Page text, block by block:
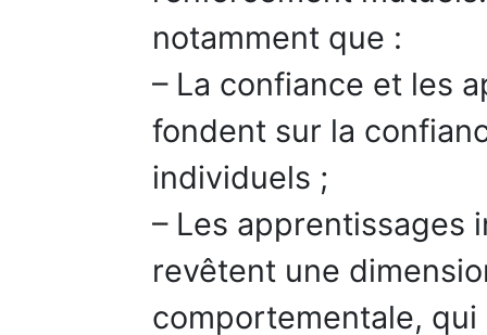
notamment que :
– La confiance et les
fondent sur la
individuels ;
– Les apprentissages
revêtent une
comportementale, qui